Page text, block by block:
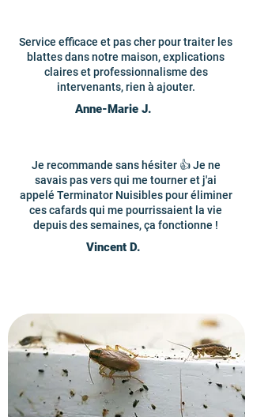
Service efficace et pas cher pour traiter les
blattes dans notre maison, explications
claires et professionnalisme des
intervenants, rien à ajouter.
Anne-Marie J.
Je recommande sans hésiter 👍 Je ne
savais pas vers qui me tourner et j'ai
appelé Terminator Nuisibles pour éliminer
ces cafards qui me pourrissaient la vie
depuis des semaines, ça fonctionne !
Vincent D.